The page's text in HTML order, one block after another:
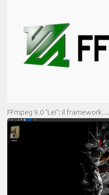
FFmpeg 9.0 “Lei”: il framework…